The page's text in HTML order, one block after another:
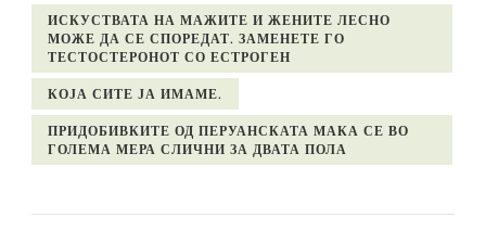
ИСКУСТВАТА НА МАЖИТЕ И ЖЕНИТЕ ЛЕСНО
МОЖЕ ДА СЕ СПОРЕДАТ. ЗАМЕНЕТЕ ГО
ТЕСТОСТЕРОНОТ СО ЕСТРОГЕН
КОЈА СИТЕ ЈА ИМАМЕ.
ПРИДОБИВКИТЕ ОД ПЕРУАНСКАТА МАКА СЕ ВО
ГОЛЕМА МЕРА СЛИЧНИ ЗА ДВАТА ПОЛА